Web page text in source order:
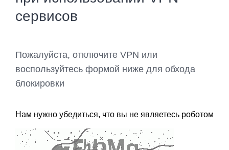
сервисов
Пожалуйста, отключите VPN или
воспользуйтесь формой ниже для обхода
блокировки
Нам нужно убедиться, что вы не являетесь роботом